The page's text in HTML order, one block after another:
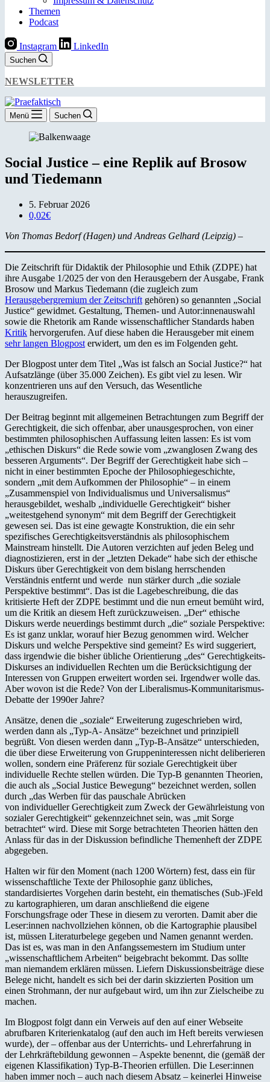
Themen
Podcast
Instagram LinkedIn
Suchen
NEWSLETTER
Menü Suchen
Social Justice – eine Replik auf Brosow
und Tiedemann
5. Februar 2026
0,02€
Von Thomas Bedorf (Hagen) und Andreas Gelhard (Leipzig) –
Die Zeitschrift für Didaktik der Philosophie und Ethik (ZDPE) hat
ihre Ausgabe 1/2025 der von den Herausgebern der Ausgabe, Frank
Brosow und Markus Tiedemann (die zugleich zum
Herausgebergremium der Zeitschrift gehören) so genannten „Social
Justice“ gewidmet. Gestaltung, Themen- und Autor:innenauswahl
sowie die Rhetorik am Rande wissenschaftlicher Standards haben
Kritik hervorgerufen. Auf diese haben die Herausgeber mit einem
sehr langen Blogpost erwidert, um den es im Folgenden geht.
Der Blogpost unter dem Titel „Was ist falsch an Social Justice?“ hat
Aufsatzlänge (über 35.000 Zeichen). Es gibt viel zu lesen. Wir
konzentrieren uns auf den Versuch, das Wesentliche
herauszugreifen.
Der Beitrag beginnt mit allgemeinen Betrachtungen zum Begriff der
Gerechtigkeit, die sich offenbar, aber unausgesprochen, von einer
bestimmten philosophischen Auffassung leiten lassen: Es ist vom
„ethischen Diskurs“ die Rede sowie vom „zwanglosen Zwang des
besseren Arguments“. Der Begriff der Gerechtigkeit habe sich –
nicht in einer bestimmten Epoche der Philosophiegeschichte,
sondern „mit dem Aufkommen der Philosophie“ – in einem
„Zusammenspiel von Individualismus und Universalismus“
herausgebildet, weshalb „individuelle Gerechtigkeit“ bisher
„weitestgehend synonym“ mit dem Begriff der Gerechtigkeit
gewesen sei. Das ist eine gewagte Konstruktion, die ein sehr
spezifisches Gerechtigkeitsverständnis als philosophischem
Mainstream hinstellt. Die Autoren verzichten auf jeden Beleg und
diagnostizieren, erst in der „letzten Dekade“ habe sich der ethische
Diskurs über Gerechtigkeit von dem bislang herrschenden
Verständnis entfernt und werde nun stärker durch „die soziale
Perspektive bestimmt“. Das ist die Lagebeschreibung, die das
kritisierte Heft der ZDPE bestimmt und die nun erneut bemüht wird,
um die Kritik an diesem Heft zurückzuweisen. „Der“ ethische
Diskurs werde neuerdings bestimmt durch „die“ soziale Perspektive:
Es ist ganz unklar, worauf hier Bezug genommen wird. Welcher
Diskurs und welche Perspektive sind gemeint? Es wird suggeriert,
dass irgendwie die bisher übliche Orientierung „des“ Gerechtigkeits-
Diskurses an individuellen Rechten um die Berücksichtigung der
Interessen von Gruppen erweitert worden sei. Irgendwer wolle das.
Aber wovon ist die Rede? Von der Liberalismus-Kommunitarismus-
Debatte der 1990er Jahre?
Ansätze, denen die „soziale“ Erweiterung zugeschrieben wird,
werden dann als „Typ-A- Ansätze“ bezeichnet und prinzipiell
begrüßt. Von diesen werden dann „Typ-B-Ansätze“ unterschieden,
die über diese Erweiterung von Gruppeninteressen nicht deliberieren
wollen, sondern eine Präferenz für soziale Gerechtigkeit über
individuelle Rechte stellen würden. Die Typ-B genannten Theorien,
die auch als „Social Justice Bewegung“ bezeichnet werden, sollen
durch „das Werben für das pauschale Abrücken
von individueller Gerechtigkeit zum Zweck der Gewährleistung von
sozialer Gerechtigkeit“ gekennzeichnet sein, was „mit Sorge
betrachtet“ wird. Diese mit Sorge betrachteten Theorien hätten den
Anlass für das in der Diskussion befindliche Themenheft der ZDPE
abgegeben.
Halten wir für den Moment (nach 1200 Wörtern) fest, dass ein für
wissenschaftliche Texte der Philosophie ganz übliches,
standardisiertes Vorgehen darin besteht, ein thematisches (Sub-)Feld
zu kartographieren, um daran anschließend die eigene
Forschungsfrage oder These in diesem zu verorten. Damit aber die
Leser:innen nachvollziehen können, ob die Kartographie plausibel
ist, müssen Literaturbelege gegeben und Namen genannt werden.
Das ist es, was man in den Anfangssemestern im Studium unter
„wissenschaftlichem Arbeiten“ beigebracht bekommt. Das sollte
man niemandem erklären müssen. Liefern Diskussionsbeiträge diese
Belege nicht, handelt es sich bei der darin skizzierten Position um
einen Strohmann, der nur aufgebaut wird, um ihn zur Zielscheibe zu
machen.
Im Blogpost folgt dann ein Verweis auf den auf einer Webseite
abrufbaren Kriterienkatalog (auf den auch im Heft bereits verwiesen
wurde), der – offenbar aus der Unterrichts- und Lehrerfahrung in
der Lehrkräftebildung gewonnen – Aspekte benennt, die (gemäß der
eigenen Klassifikation) Typ-B-Theorien erfüllen. Die Leser:innen
haben immer noch – auch nach diesem Absatz – keinerlei Hinweise